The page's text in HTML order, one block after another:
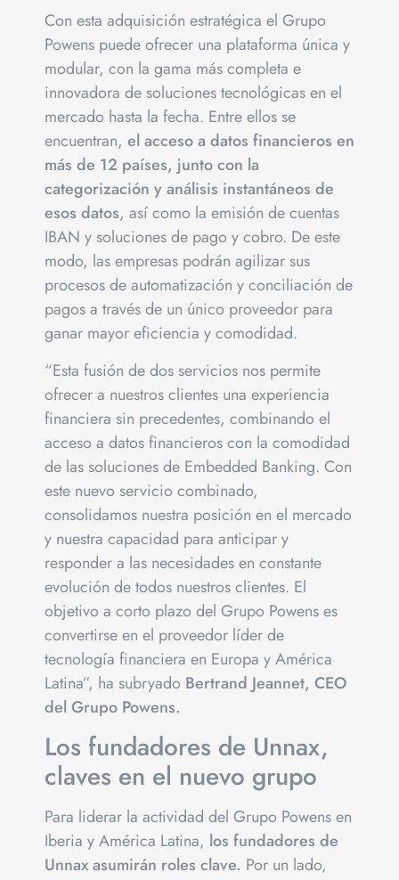
Con esta adquisición estratégica el Grupo
Powens puede ofrecer una plataforma única y
modular, con la gama más completa e
innovadora de soluciones tecnológicas en el
mercado hasta la fecha. Entre ellos se
encuentran, el acceso a datos financieros en
más de 12 países, junto con la
categorización y análisis instantáneos de
esos datos, así como la emisión de cuentas
IBAN y soluciones de pago y cobro. De este
modo, las empresas podrán agilizar sus
procesos de automatización y conciliación de
pagos a través de un único proveedor para
ganar mayor eficiencia y comodidad.
“Esta fusión de dos servicios nos permite
ofrecer a nuestros clientes una experiencia
financiera sin precedentes, combinando el
acceso a datos financieros con la comodidad
de las soluciones de Embedded Banking. Con
este nuevo servicio combinado,
consolidamos nuestra posición en el mercado
y nuestra capacidad para anticipar y
responder a las necesidades en constante
evolución de todos nuestros clientes. El
objetivo a corto plazo del Grupo Powens es
convertirse en el proveedor líder de
tecnología financiera en Europa y América
Latina”, ha subryado Bertrand Jeannet, CEO
del Grupo Powens.
Los fundadores de Unnax,
claves en el nuevo grupo
Para liderar la actividad del Grupo Powens en
Iberia y América Latina, los fundadores de
Unnax asumirán roles clave. Por un lado,